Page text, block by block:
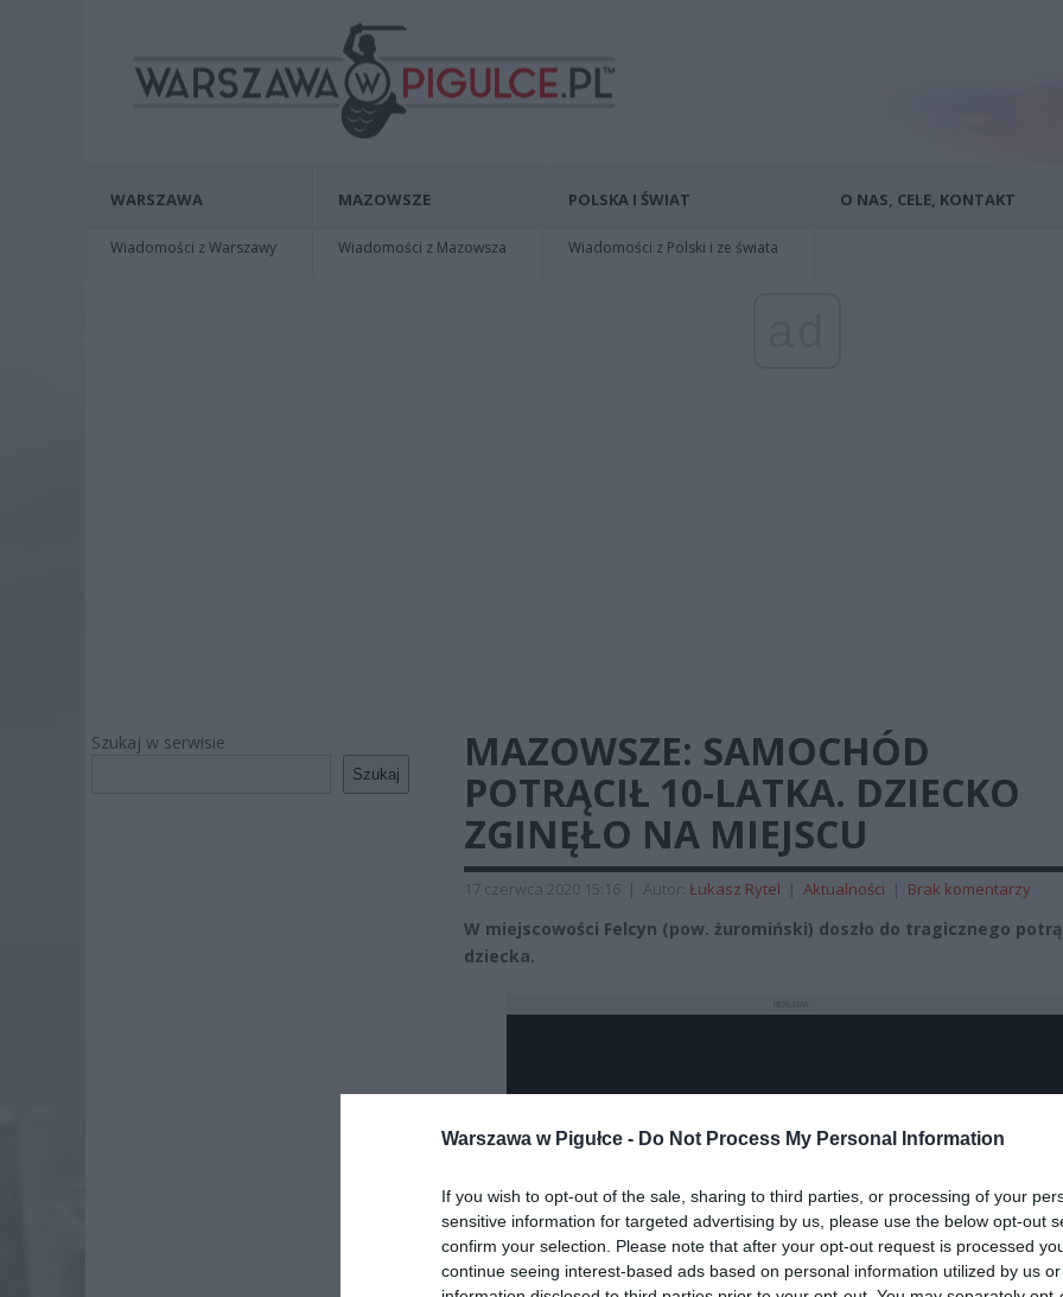
Warszawa w Pigułce - Do Not Process My Personal Information
If you wish to opt-out of the sale, sharing to third parties, or processing of your
sensitive information for targeted advertising by us, please use the below opt-out
confirm your selection. Please note that after your opt-out request is processed
continue seeing interest-based ads based on personal information utilized by us
WARSZAWA
Wiadomości z Warszawy
MAZOWSZE
Wiadomości z Mazowsza
POLSKA I ŚWIAT
Wiadomości z Polski i ze świata
O NAS, CELE, KONTAKT
Szukaj w serwisie
Szukaj
MAZOWSZE: SAMOCHÓD
POTRĄCIŁ 10-LATKA. DZIECKO
ZGINĘŁO NA MIEJSCU
17 czerwca 2020 15:16 | Autor: Łukasz Rytel | Aktualności | Brak komentarzy
W miejscowości Felcyn (pow. żuromiński) doszło do tragicznego
dziecka.